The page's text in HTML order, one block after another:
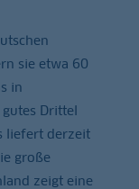
sie etwa 60
in
Drittel
liefert derzeit
große
zeigt eine